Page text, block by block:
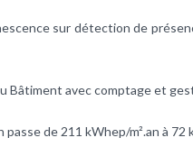
sur détection de
Bâtiment avec comptage et
de 211 kWhep/m².an à 72